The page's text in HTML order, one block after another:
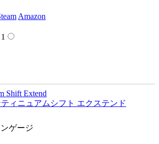
Amazon
1
Shift Extend
ィニュアムシフト エクステンド
ゲージ